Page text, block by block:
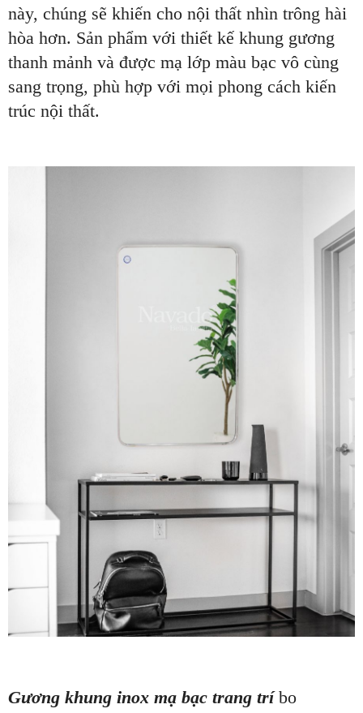
này, chúng sẽ khiến cho nội thất nhìn trông hài
hòa hơn. Sản phẩm với thiết kế khung gương
thanh mảnh và được mạ lớp màu bạc vô cùng
sang trọng, phù hợp với mọi phong cách kiến
trúc nội thất.
Gương khung inox mạ bạc trang tríbo